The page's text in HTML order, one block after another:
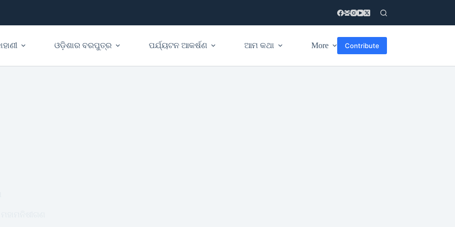
ଓଡ଼ିଶାର ବରପୁତ୍ର ପର୍ଯ୍ୟଟନ ଆକର୍ଷଣ ଆମ କଥା More Contribute